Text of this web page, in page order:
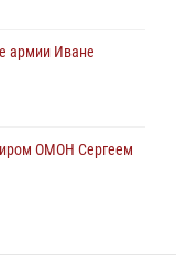
армии Иване
ОМОН Сергеем